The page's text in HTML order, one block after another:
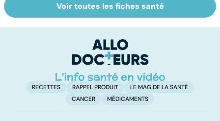
Narcolepsie : des
crises de
Maladie de
Huntington : une
neurologique
incurable
Voir toutes les fiches santé
RECETTES RAPPEL PRODUIT
LE MAG DE LA SANTÉ
CANCER
MÉDICAMENTS